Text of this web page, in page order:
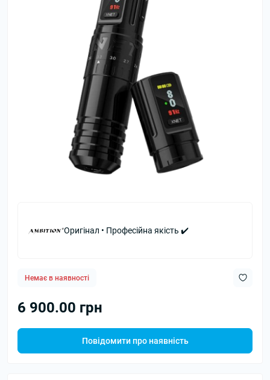
Оригінал • Професійна якість ✔️
Немає в наявності
6 900.00 грн
Повідомити про наявність